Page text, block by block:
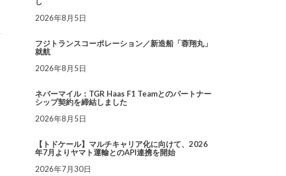
2026年8月5日
フジトランスコーポレーション／新造船「蓉翔丸」
就航
2026年8月5日
ネバーマイル：TGR Haas F1 Teamとのパートナー
シップ契約を締結しました
2026年8月5日
【トドケール】マルチキャリア化に向けて、2026
年7月よりヤマト運輸とのAPI連携を開始
2026年7月30日